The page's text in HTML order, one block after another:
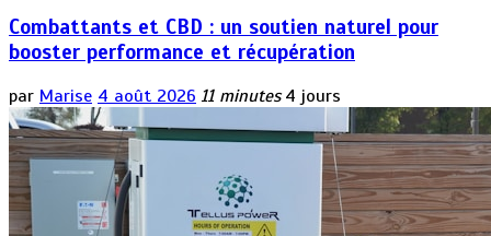
Combattants et CBD : un soutien naturel pour
booster performance et récupération
par Marise 4 août 2026 11 minutes 4 jours